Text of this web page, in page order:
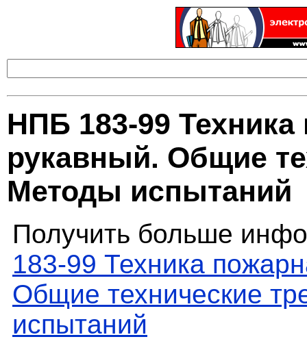
НПБ 183-99
рукавный. Общие
Методы испытаний
Получить больше
183-99 Техника
Общие технические
испытаний